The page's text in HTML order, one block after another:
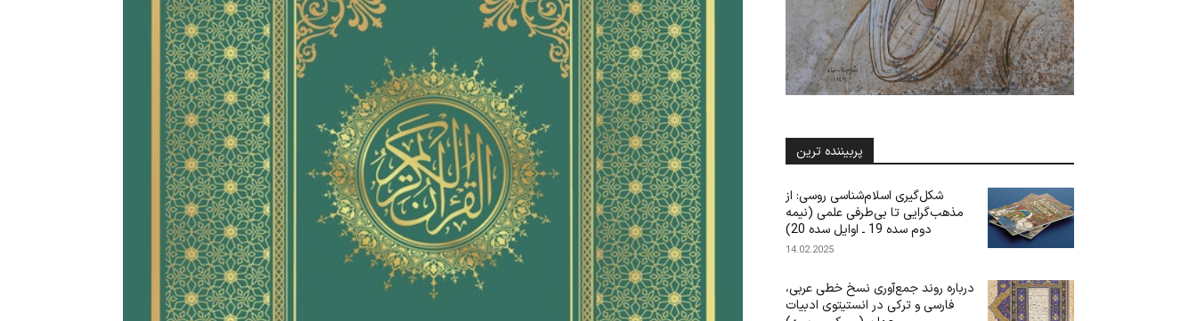
پربیننده ترین
شکل‌گیری اسلام‌شناسی روسی: از
مذهب‌گرایی تا بی‌‌‌طرفی علمی (نیمه
دوم سده 19 ـ اوایل سده 20)
14.02.2025
درباره‌ روند جمع‌آوری نسخ خطی عربی،
فارسی و ترکی در انستیتوی ادبیات